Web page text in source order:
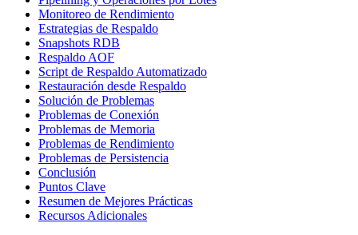
Monitoreo de Rendimiento
Estrategias de Respaldo
Snapshots RDB
Respaldo AOF
Script de Respaldo Automatizado
Restauración desde Respaldo
Solución de Problemas
Problemas de Conexión
Problemas de Memoria
Problemas de Rendimiento
Problemas de Persistencia
Conclusión
Puntos Clave
Resumen de Mejores Prácticas
Recursos Adicionales